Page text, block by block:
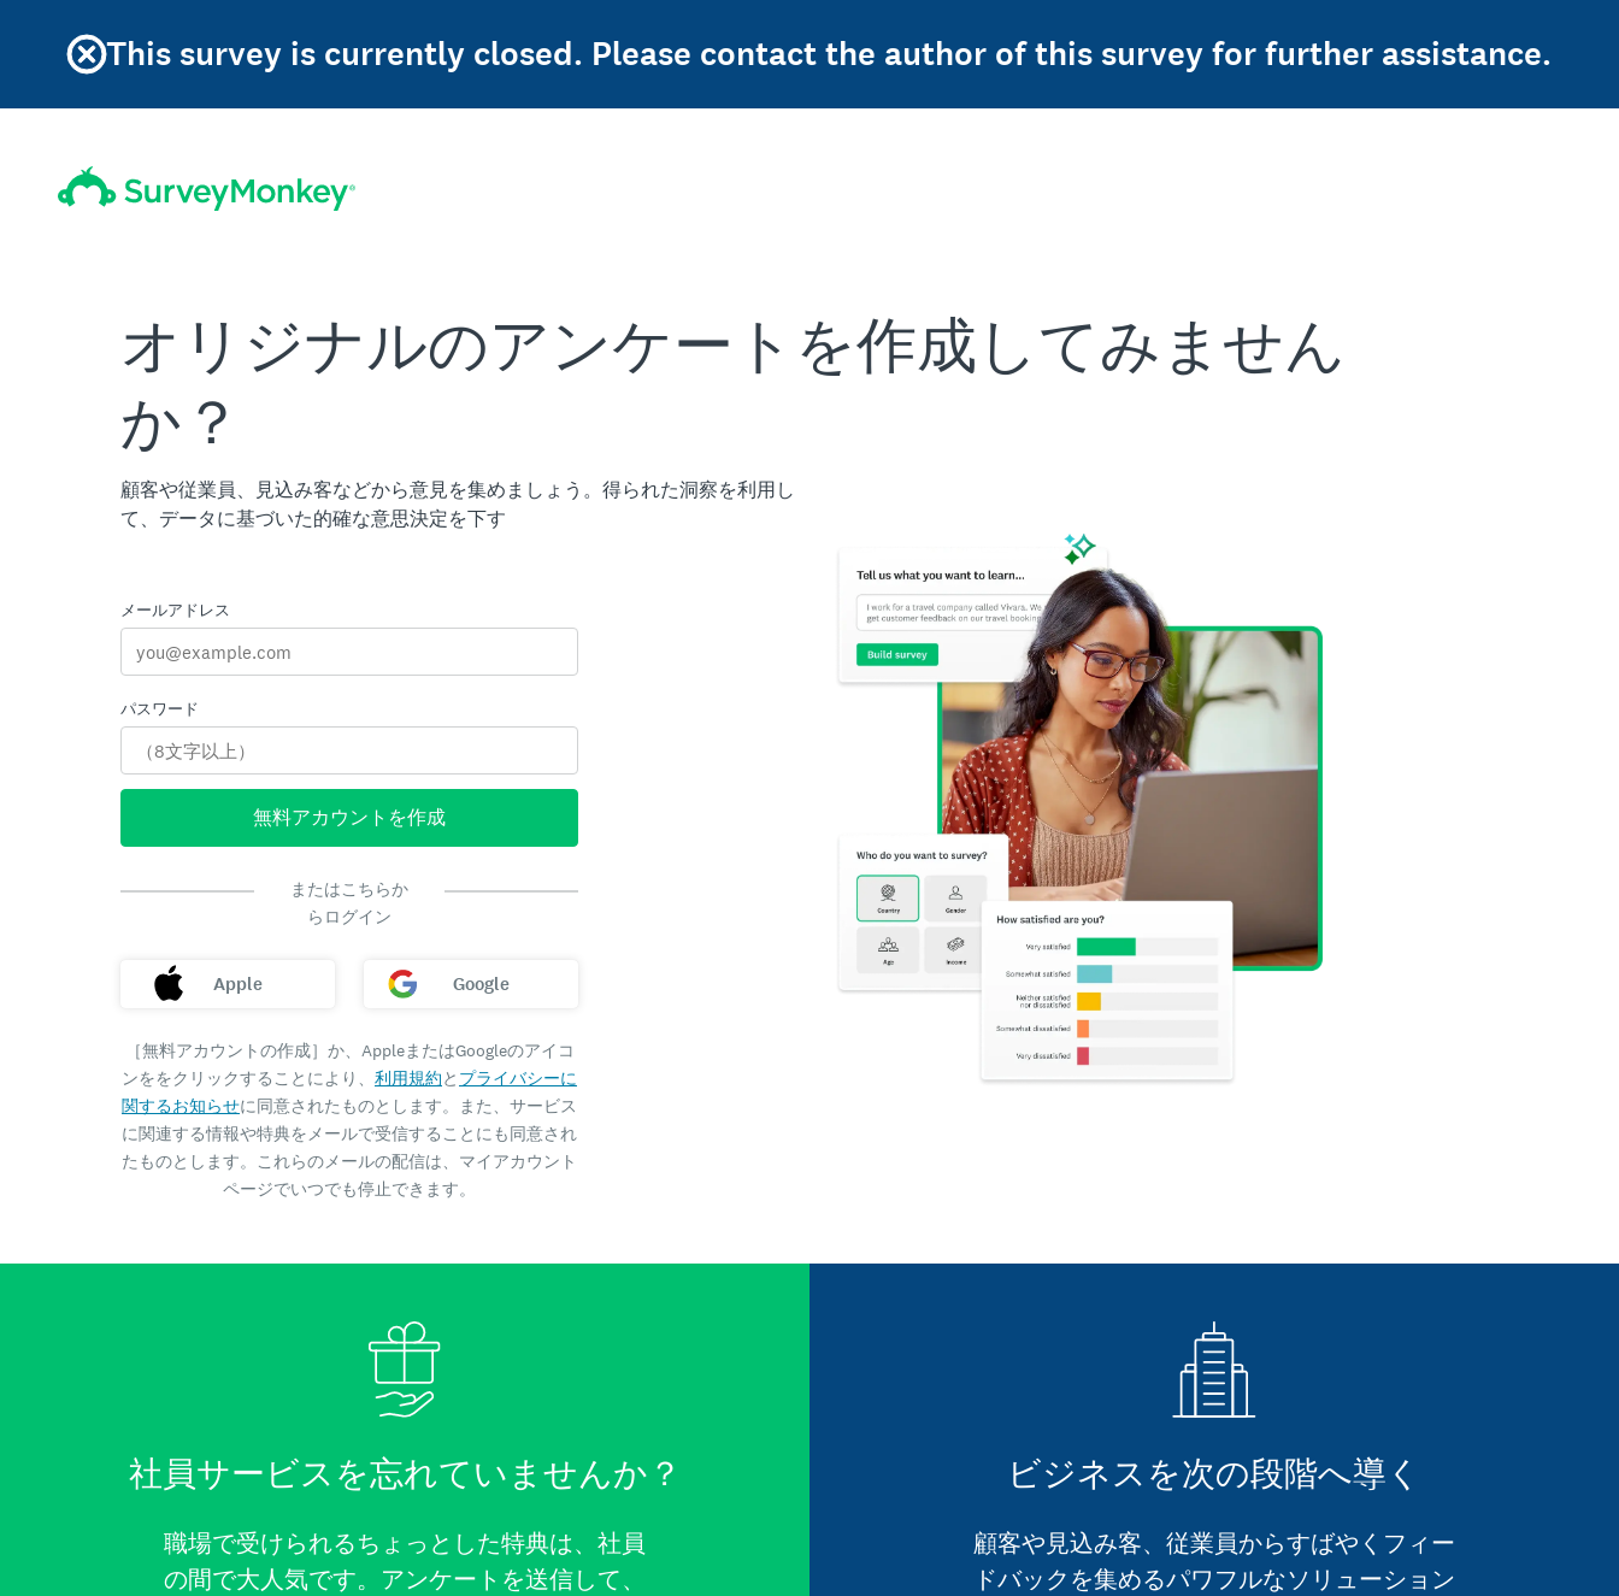
This survey is currently closed. Please contact the author of this survey for further assistance.
オリジナルのアンケートを作成してみません
か？
顧客や従業員、見込み客などから意見を集めましょう。得られた洞察を利用し
て、データに基づいた的確な意思決定を下す
メールアドレス
パスワード
無料アカウントを作成
またはこちらか
らログイン
Apple Google
［無料アカウントの作成］か、AppleまたはGoogleのアイコ
ンををクリックすることにより、 利用規約と プライバシーに
関するお知らせに同意されたものとします。また、サービス
に関連する情報や特典をメールで受信することにも同意され
たものとします。これらのメールの配信は、マイアカウント
ページでいつでも停止できます。
社員サービスを忘れていませんか？
職場で受けられるちょっとした特典は、社員
の間で大人気です。アンケートを送信して、
ビジネスを次の段階へ導く
顧客や見込み客、従業員からすばやくフィー
ドバックを集めるパワフルなソリューション